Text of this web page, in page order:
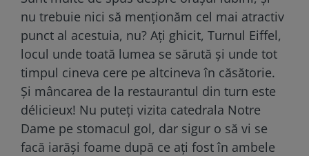
nu trebuie nici să menționăm cel mai atractiv
punct al acestuia, nu? Ați ghicit, Turnul Eiffel,
locul unde toată lumea se sărută și unde tot
timpul cineva cere pe altcineva în căsătorie.
Și mâncarea de la restaurantul din turn este
délicieux! Nu puteți vizita catedrala Notre
Dame pe stomacul gol, dar sigur o să vi se
facă iarăși foame după ce ați fost în ambele